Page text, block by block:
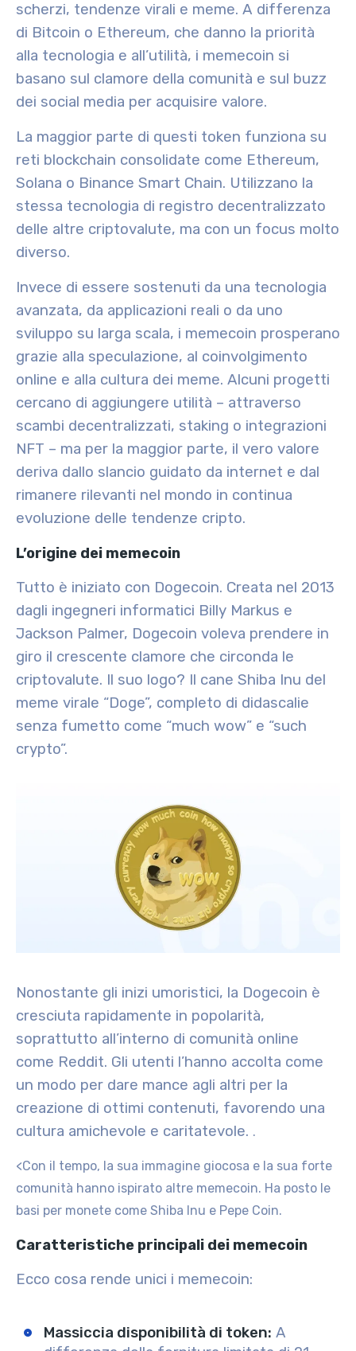
scherzi, tendenze virali e meme. A differenza
di Bitcoin o Ethereum, che danno la priorità
alla tecnologia e all’utilità, i memecoin si
basano sul clamore della comunità e sul buzz
dei social media per acquisire valore.
La maggior parte di questi token funziona su
reti blockchain consolidate come Ethereum,
Solana o Binance Smart Chain. Utilizzano la
stessa tecnologia di registro decentralizzato
delle altre criptovalute, ma con un focus molto
diverso.
Invece di essere sostenuti da una tecnologia
avanzata, da applicazioni reali o da uno
sviluppo su larga scala, i memecoin prosperano
grazie alla speculazione, al coinvolgimento
online e alla cultura dei meme. Alcuni progetti
cercano di aggiungere utilità – attraverso
scambi decentralizzati, staking o integrazioni
NFT – ma per la maggior parte, il vero valore
deriva dallo slancio guidato da internet e dal
rimanere rilevanti nel mondo in continua
evoluzione delle tendenze cripto.
L’origine dei memecoin
Tutto è iniziato con Dogecoin. Creata nel 2013
dagli ingegneri informatici Billy Markus e
Jackson Palmer, Dogecoin voleva prendere in
giro il crescente clamore che circonda le
criptovalute. Il suo logo? Il cane Shiba Inu del
meme virale “Doge”, completo di didascalie
senza fumetto come “much wow” e “such
crypto”.
Nonostante gli inizi umoristici, la Dogecoin è
cresciuta rapidamente in popolarità,
soprattutto all’interno di comunità online
come Reddit. Gli utenti l’hanno accolta come
un modo per dare mance agli altri per la
creazione di ottimi contenuti, favorendo una
cultura amichevole e caritatevole. .
<Con il tempo, la sua immagine giocosa e la sua forte
comunità hanno ispirato altre memecoin. Ha posto le
basi per monete come Shiba Inu e Pepe Coin.
Caratteristiche principali dei memecoin
Ecco cosa rende unici i memecoin:
Massiccia disponibilità di token: A